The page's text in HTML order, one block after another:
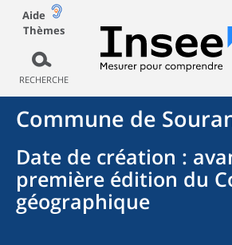
Aide
Thèmes
RECHERCHE
Commune de
Date de création :
première édition du
géographique